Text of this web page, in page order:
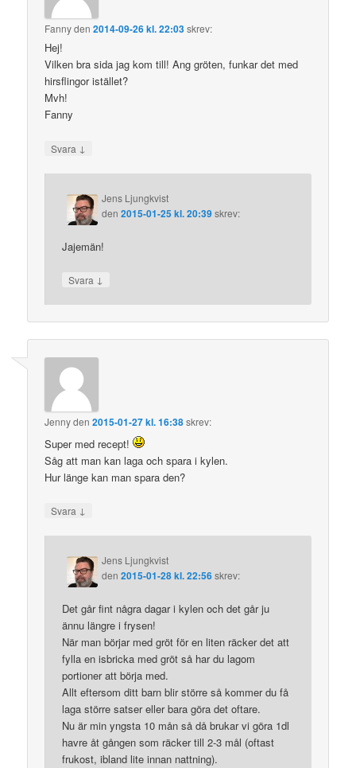
Fannyden2014-09-26 kl. 22:03skrev:
Hej!
Vilken bra sida jag kom till! Ang gröten, funkar det med
hirsflingor istället?
Mvh!
Fanny
Svara ↓
Jens Ljungkvist
den2015-01-25 kl. 20:39skrev:
Jajemän!
Svara ↓
Jennyden2015-01-27 kl. 16:38skrev:
Super med recept!
Såg att man kan laga och spara i kylen.
Hur länge kan man spara den?
Svara ↓
Jens Ljungkvist
den2015-01-28 kl. 22:56skrev:
Det går fint några dagar i kylen och det går ju
ännu längre i frysen!
När man börjar med gröt för en liten räcker det att
fylla en isbricka med gröt så har du lagom
portioner att börja med.
Allt eftersom ditt barn blir större så kommer du få
laga större satser eller bara göra det oftare.
Nu är min yngsta 10 mån så då brukar vi göra 1dl
havre åt gången som räcker till 2-3 mål (oftast
frukost, ibland lite innan nattning).